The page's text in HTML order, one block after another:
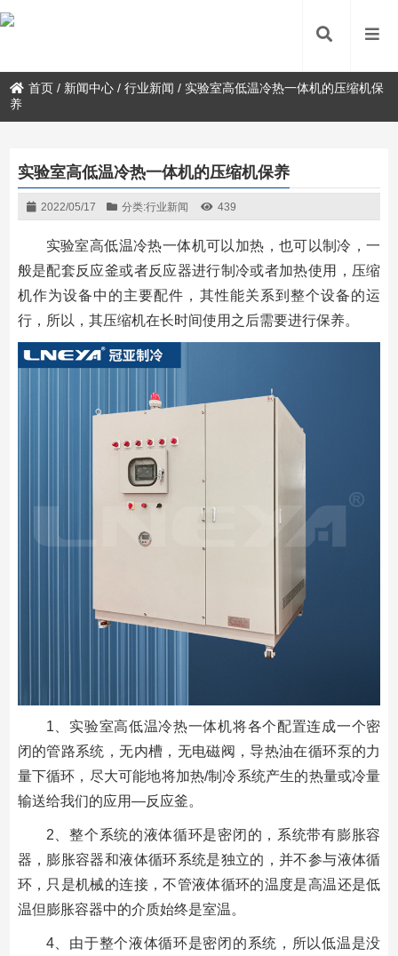
首页 / 新闻中心 /行业新闻 / 实验室高低温冷热一体机的压缩机保
养
实验室高低温冷热一体机的压缩机保养
2022/05/17 分类:行业新闻 439
实验室高低温冷热一体机可以加热，也可以制冷，一
般是配套反应釜或者反应器进行制冷或者加热使用，压缩
机作为设备中的主要配件，其性能关系到整个设备的运
行，所以，其压缩机在长时间使用之后需要进行保养。
1、实验室高低温冷热一体机将各个配置连成一个密
闭的管路系统，无内槽，无电磁阀，导热油在循环泵的力
量下循环，尽大可能地将加热/制冷系统产生的热量或冷量
输送给我们的应用—反应釜。
2、整个系统的液体循环是密闭的，系统带有膨胀容
器，膨胀容器和液体循环系统是独立的，并不参与液体循
环，只是机械的连接，不管液体循环的温度是高温还是低
温但膨胀容器中的介质始终是室温。
4、由于整个液体循环是密闭的系统，所以低温是没